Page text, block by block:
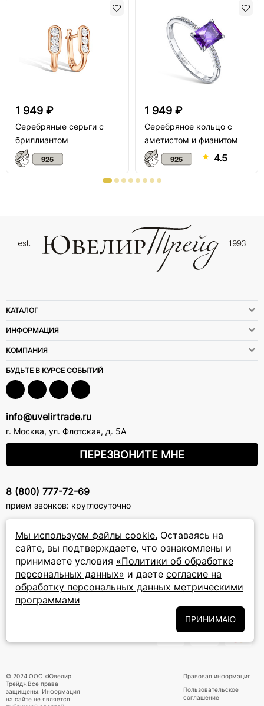
1 949 ₽
Серебряные серьги с
бриллиантом
1 949 ₽
Серебряное кольцо с
аметистом и фианитом
4.5
Мы используем файлы cookie. Оставаясь на
сайте, вы подтверждаете, что ознакомлены и
принимаете условия «Политики об обработке
персональных данных» и даете согласие на
обработку персональных данных метрическими
программами
ПРИНИМАЮ
КАТАЛОГ
ИНФОРМАЦИЯ
КОМПАНИЯ
БУДЬТЕ В КУРСЕ СОБЫТИЙ
info@uvelirtrade.ru
г. Москва, ул. Флотская, д. 5А
ПЕРЕЗВОНИТЕ МНЕ
8 (800) 777-72-69
прием звонков: круглосуточно
ПОДПИСКА НА РАССЫЛКУ
Подписаться на новости
Подписываясь на рассылку, вы соглашаетесь с условиямиПолитики
обработки персональных данных и даёте своё согласие на их
обработку
ПРИНИМАЕМ К ОПЛАТЕ
© 2024 ООО «Ювелир
Трейд».Все права
защищены. Информация
на сайте не является
Правовая информация
Пользовательское
соглашение